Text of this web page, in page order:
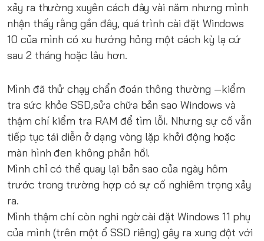
xảy ra thường xuyên cách đây vài năm nhưng mình
nhận thấy rằng gần đây, quá trình cài đặt Windows
10 của mình có xu hướng hỏng một cách kỳ lạ cứ
sau 2 tháng hoặc lâu hơn.
Mình đã thử chạy chẩn đoán thông thường —kiểm
tra sức khỏe SSD,sửa chữa bản sao Windows và
thậm chí kiểm tra RAM để tìm lỗi. Nhưng sự cố vẫn
tiếp tục tái diễn ở dạng vòng lặp khởi động hoặc
màn hình đen không phản hồi.
Mình chỉ có thể quay lại bản sao của ngày hôm
trước trong trường hợp có sự cố nghiêm trọng xảy
ra.
Mình thậm chí còn nghi ngờ cài đặt Windows 11 phụ
của mình (trên một ổ SSD riêng) gây ra xung đột với